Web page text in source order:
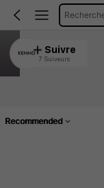
KENMO
4.86
Suivre
7 Suiveurs
Recommended